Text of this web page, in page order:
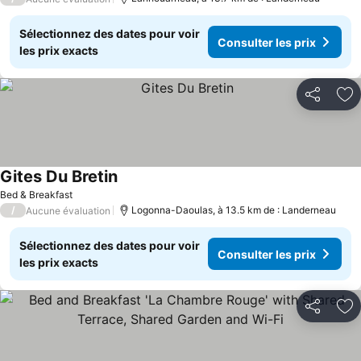
Sélectionnez des dates pour voir
les prix exacts
Consulter les prix
Partager
Bed & Breakfast
Gites Du Bretin
/ Aucune évaluation Logonna-Daoulas, à 13.5 km de : Landerneau
Sélectionnez des dates pour voir
les prix exacts
Consulter les prix
Partager